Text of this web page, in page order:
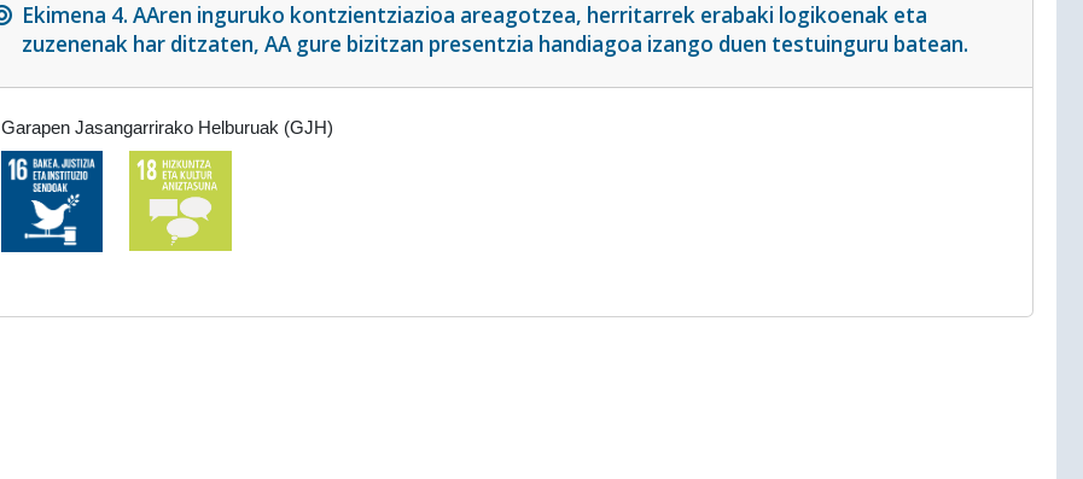
Ekimena 4. AAren inguruko kontzientziazioa areagotzea, herritarrek erabaki logikoenak eta
zuzenenak har ditzaten, AA gure bizitzan presentzia handiagoa izango duen testuinguru batean.
Garapen Jasangarrirako Helburuak (GJH)